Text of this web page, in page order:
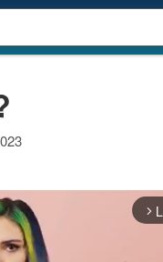
arrow_forward_ios